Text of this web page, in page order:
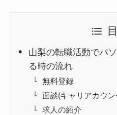
山梨の転職活動でパ
る時の流れ
無料登録
面談(キャリアカウ
求人の紹介